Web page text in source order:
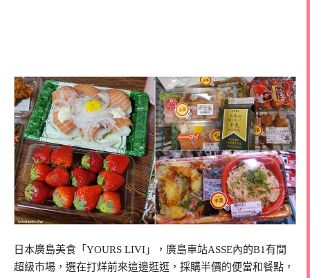
日本廣島美食「YOURS LIVI」，廣島車站ASSE內的B1有間
超級市場，選在打烊前來這邊逛逛，採購半價的便當和餐點，